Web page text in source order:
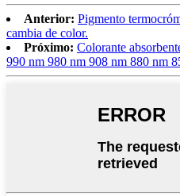
Anterior: Pigmento
cambia de color.
Próximo: Colorante
990 nm 980 nm 908 nm 880 nm